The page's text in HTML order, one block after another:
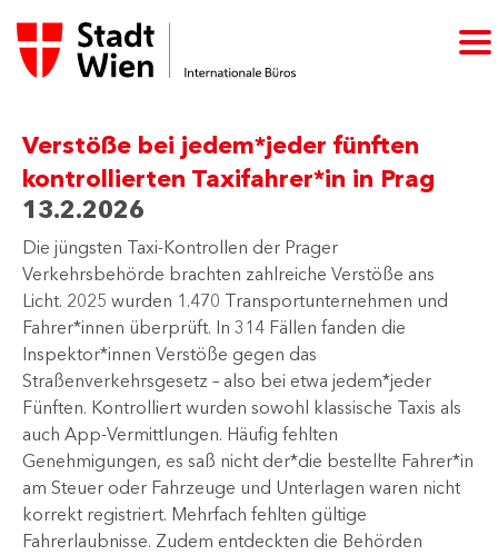
Verstöße bei jedem*jeder fünften
kontrollierten Taxifahrer*in in Prag
13.2.2026
Die jüngsten Taxi-Kontrollen der Prager
Verkehrsbehörde brachten zahlreiche Verstöße ans
Licht. 2025 wurden 1.470 Transportunternehmen und
Fahrer*innen überprüft. In 314 Fällen fanden die
Inspektor*innen Verstöße gegen das
Straßenverkehrsgesetz – also bei etwa jedem*jeder
Fünften. Kontrolliert wurden sowohl klassische Taxis als
auch App-Vermittlungen. Häufig fehlten
Genehmigungen, es saß nicht der*die bestellte Fahrer*in
am Steuer oder Fahrzeuge und Unterlagen waren nicht
korrekt registriert. Mehrfach fehlten gültige
Fahrerlaubnisse. Zudem entdeckten die Behörden